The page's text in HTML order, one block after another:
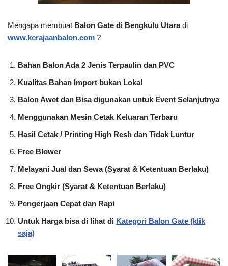
Mengapa membuat Balon Gate di Bengkulu Utaradi
www.kerajaanbalon.com ?
Bahan Balon Ada 2 Jenis Terpaulin dan PVC
Kualitas Bahan Import bukan Lokal
Balon Awet dan Bisa digunakan untuk Event Selanjutnya
Menggunakan Mesin Cetak Keluaran Terbaru
Hasil Cetak / Printing High Resh dan Tidak Luntur
Free Blower
Melayani Jual dan Sewa (Syarat & Ketentuan Berlaku)
Free Ongkir (Syarat & Ketentuan Berlaku)
Pengerjaan Cepat dan Rapi
Untuk Harga bisa di lihat di Kategori Balon Gate (klik
saja)